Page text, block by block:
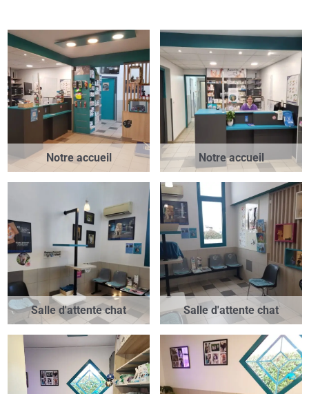
Notre accueil Notre accueil
Salle d'attente chat Salle d'attente chat